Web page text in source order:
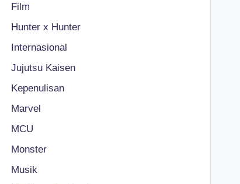
Film
Hunter x Hunter
Internasional
Jujutsu Kaisen
Kepenulisan
Marvel
MCU
Monster
Musik